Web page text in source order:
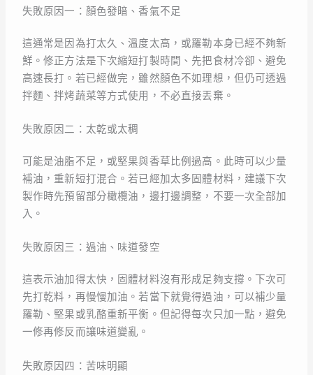
失敗原因一：顏色發暗、香氣不足
這通常是因為打太久、溫度太高，或羅勒本身已經不夠新
鮮。修正方法是下次縮短打製時間、先把食材冷卻、避免
高速長打。若已經做完，雖然顏色不如理想，但仍可透過
拌麵、拌烤蔬菜等方式使用，不必直接丟棄。
失敗原因二：太乾或太稠
可能是油脂不足，或堅果與香草比例過高。此時可以少量
補油，重新短打混合。若已經加太多固體材料，建議下次
製作時先預留部分橄欖油，邊打邊調整，不要一次全部加
入。
失敗原因三：過油、味道發空
這表示油加得太快，固體材料沒有形成足夠支撐。下次可
先打乾料，再慢慢加油。若當下就覺得過油，可以補少量
羅勒、堅果或乳酪重新平衡。但記得每次只加一點，避免
一修再修反而讓味道變亂。
失敗原因四：苦味明顯